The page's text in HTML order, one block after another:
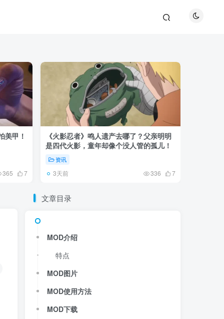
美甲！
365 7
《火影忍者》鸣人遗产去哪了？父亲明明
是四代火影，童年却像个没人管的孤儿！
资讯
3天前 336 7
文章目录
MOD介绍
特点
MOD图片
MOD使用方法
MOD下载